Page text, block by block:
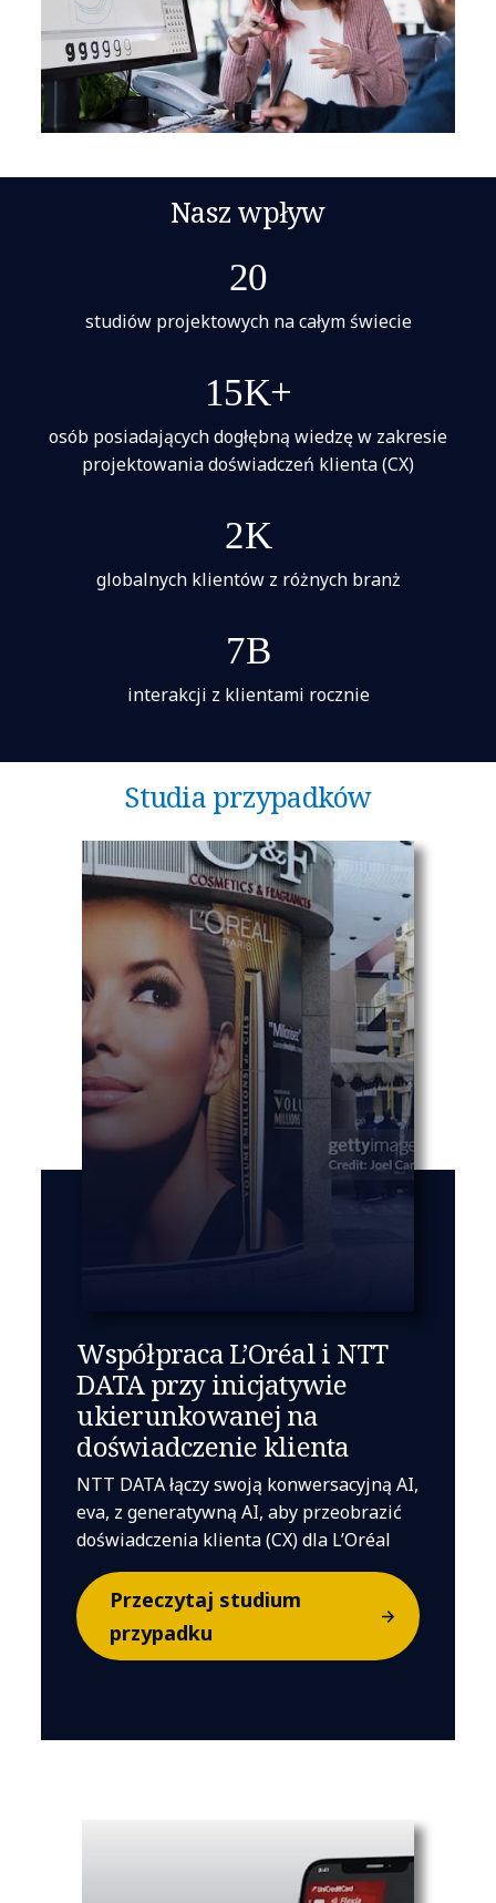
Nasz wpływ
20
studiów projektowych na całym świecie
15K+
osób posiadających dogłębną wiedzę w zakresie
projektowania doświadczeń klienta (CX)
2K
globalnych klientów z różnych branż
7B
interakcji z klientami rocznie
Studia przypadków
Współpraca L’Oréal i NTT
DATA przy inicjatywie
ukierunkowanej na
doświadczenie klienta
NTT DATA łączy swoją konwersacyjną AI,
eva, z generatywną AI, aby przeobrazić
doświadczenia klienta (CX) dla L’Oréal
Przeczytaj studium
przypadku